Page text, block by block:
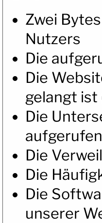
Zwei
Nutzers
Die
Die
gelangt ist
Die
Die
Die
Die
unserer